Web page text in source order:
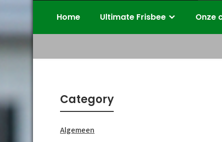
Disc Devils
Twente –
Home Ultimate Frisbee Onze
Category
Algemeen